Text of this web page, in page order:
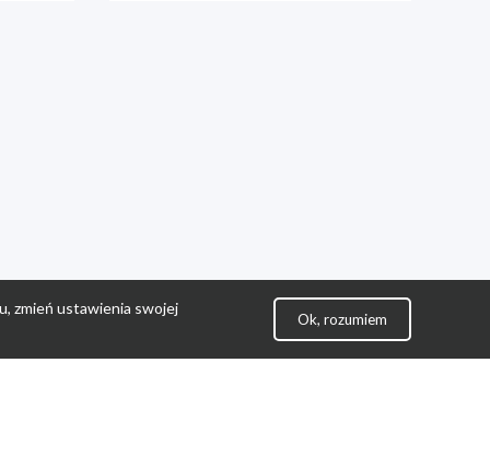
zmień ustawienia swojej
Ok, rozumiem